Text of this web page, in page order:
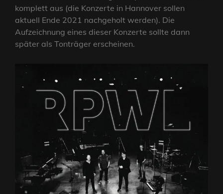
komplett aus (die Konzerte in Hannover sollen
aktuell Ende 2021 nachgeholt werden). Die
Aufzeichnung eines dieser Konzerte sollte dann
später als Tonträger erscheinen.